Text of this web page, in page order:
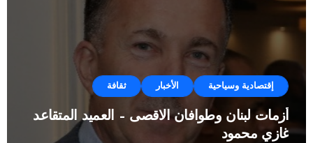
إقتصادية وسياحية الأخبار ثقافة
أزمات لبنان وطوافان الاقصى – العميد المتقاعد
غازي محمود